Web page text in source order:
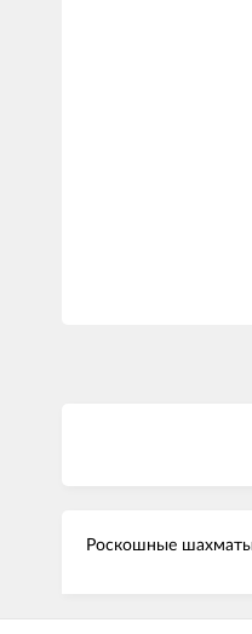
Роскошные шахматы